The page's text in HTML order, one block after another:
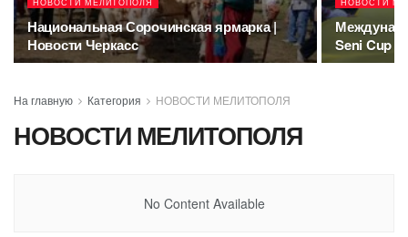
Национальная Сорочинская ярмарка |
Новости Черкасс
Seni Cup
На главную Категория НОВОСТИ МЕЛИТОПОЛЯ
НОВОСТИ МЕЛИТОПОЛЯ
No Content Available